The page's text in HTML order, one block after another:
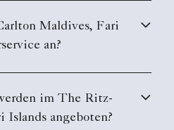
Maldives, Fari
an?
im The Ritz-
Islands angeboten?